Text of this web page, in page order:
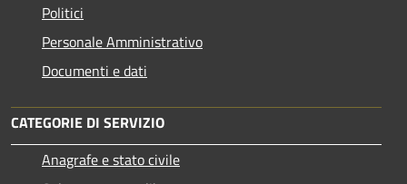
Politici
Personale Amministrativo
Documenti e dati
CATEGORIE DI SERVIZIO
Anagrafe e stato civile